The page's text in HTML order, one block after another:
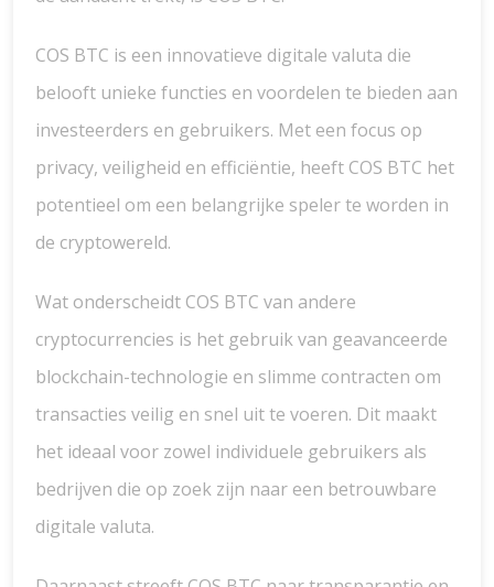
COS BTC is een innovatieve digitale valuta die
belooft unieke functies en voordelen te bieden aan
investeerders en gebruikers. Met een focus op
privacy, veiligheid en efficiëntie, heeft COS BTC het
potentieel om een belangrijke speler te worden in
de cryptowereld.
Wat onderscheidt COS BTC van andere
cryptocurrencies is het gebruik van geavanceerde
blockchain-technologie en slimme contracten om
transacties veilig en snel uit te voeren. Dit maakt
het ideaal voor zowel individuele gebruikers als
bedrijven die op zoek zijn naar een betrouwbare
digitale valuta.